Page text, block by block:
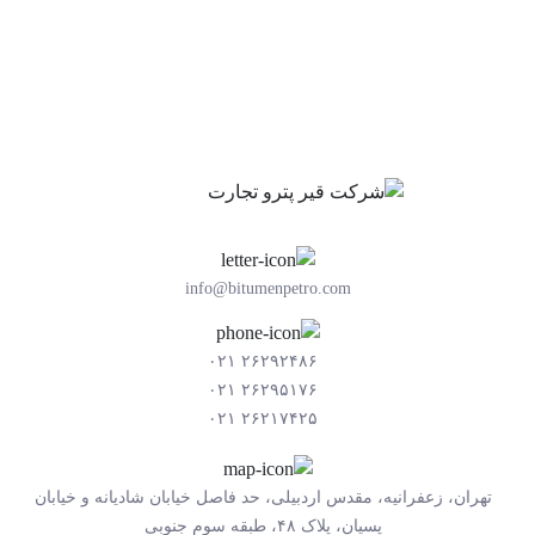
info@bitumenpetro.com
۲۶۲۹۲۴۸۶ ۰۲۱
۲۶۲۹۵۱۷۶ ۰۲۱
۲۶۲۱۷۴۲۵ ۰۲۱
تهران، زعفرانیه، مقدس اردبیلی، حد فاصل خیابان شادیانه و خیابان
پسیان، پلاک ۴۸، طبقه سوم جنوبی